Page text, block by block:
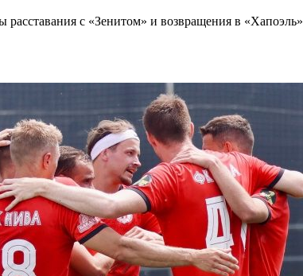
с «Зенитом» и возвращения в «Хапоэль»